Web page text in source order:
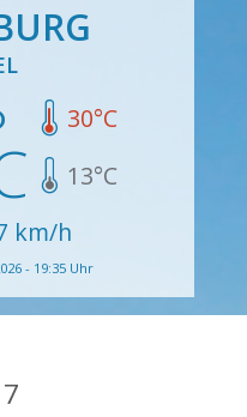
30°C
13°C
km/h
- 19:35 Uhr